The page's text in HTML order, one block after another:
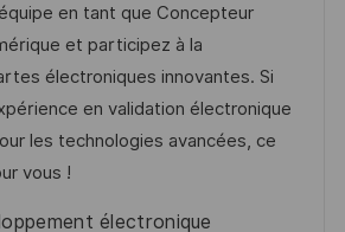
ó
n
d
e
e
m
p
l
t
e
g
o
r
en tant que Concepteur
et participez à la
électroniques innovantes. Si
en validation électronique
les technologies avancées, ce
vous !
électronique